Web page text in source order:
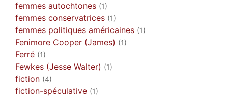
femmes autochtones (1)
femmes conservatrices (1)
femmes politiques américaines (1)
Fenimore Cooper (James) (1)
Ferré (1)
Fewkes (Jesse Walter) (1)
fiction (4)
fiction-spéculative (1)